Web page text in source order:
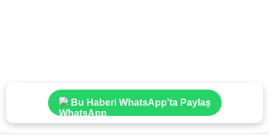
Bu Haberi WhatsApp'ta Paylaş